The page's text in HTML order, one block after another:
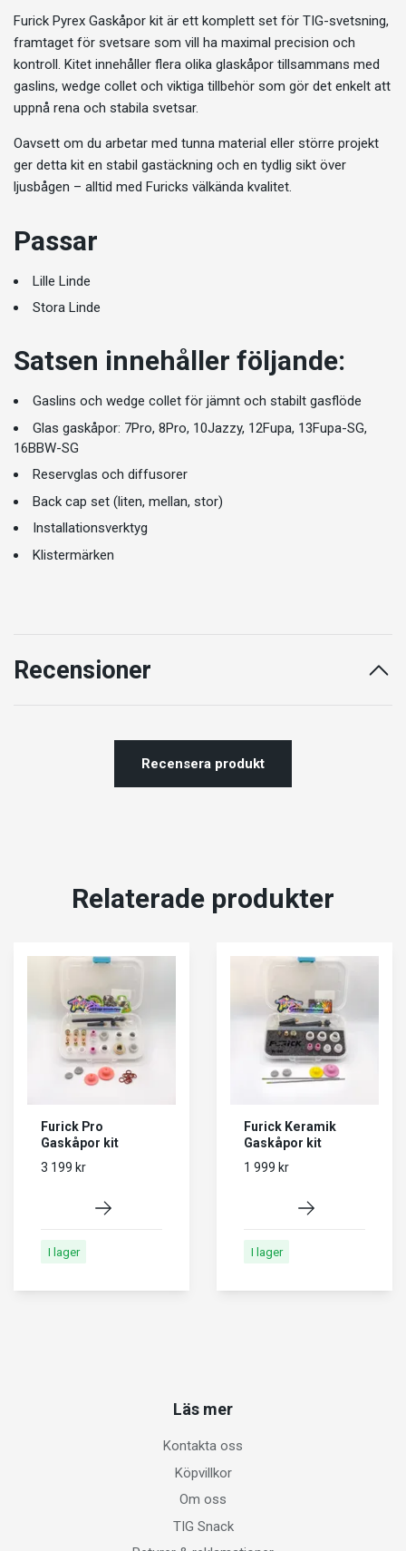
Furick Pyrex Gaskåpor kit är ett komplett set för TIG-svetsning,
framtaget för svetsare som vill ha maximal precision och
kontroll. Kitet innehåller flera olika glaskåpor tillsammans med
gaslins, wedge collet och viktiga tillbehör som gör det enkelt att
uppnå rena och stabila svetsar.
Oavsett om du arbetar med tunna material eller större projekt
ger detta kit en stabil gastäckning och en tydlig sikt över
ljusbågen – alltid med Furicks välkända kvalitet.
Passar
Lille Linde
Stora Linde
Satsen innehåller följande:
Gaslins och wedge collet för jämnt och stabilt gasflöde
Glas gaskåpor: 7Pro, 8Pro, 10Jazzy, 12Fupa, 13Fupa-SG,
16BBW-SG
Reservglas och diffusorer
Back cap set (liten, mellan, stor)
Installationsverktyg
Klistermärken
Recensioner
Recensera produkt
Relaterade produkter
Furick Pro
Gaskåpor kit
3 199 kr
I lager
Furick Keramik
Gaskåpor kit
1 999 kr
I lager
Läs mer
Kontakta oss
Köpvillkor
Om oss
TIG Snack